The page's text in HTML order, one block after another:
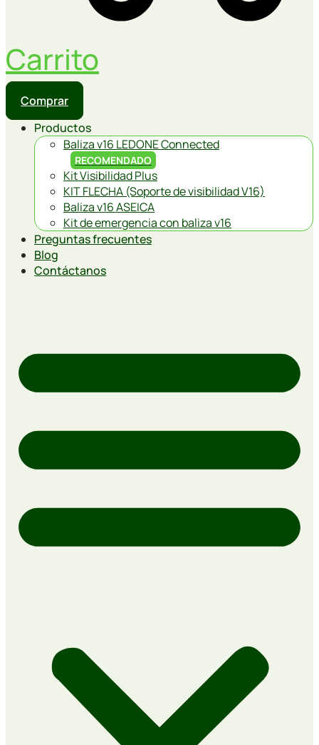
Carrito
Comprar
Productos
Baliza v16 LEDONE Connected
RECOMENDADO
Kit Visibilidad Plus
KIT FLECHA (Soporte de visibilidad V16)
Baliza v16 ASEICA
Kit de emergencia con baliza v16
Preguntas frecuentes
Blog
Contáctanos